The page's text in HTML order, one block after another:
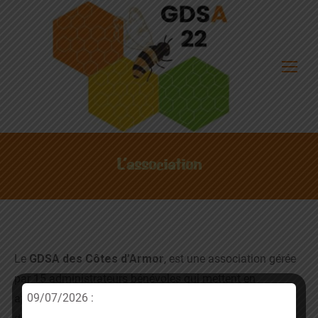
L’association
Le GDSA des Côtes d’Armor, est une association gérée
par 15 administrateurs bénévoles qui mettent en
application la veille sanitaire et environnementale sur le
09/07/2026 :